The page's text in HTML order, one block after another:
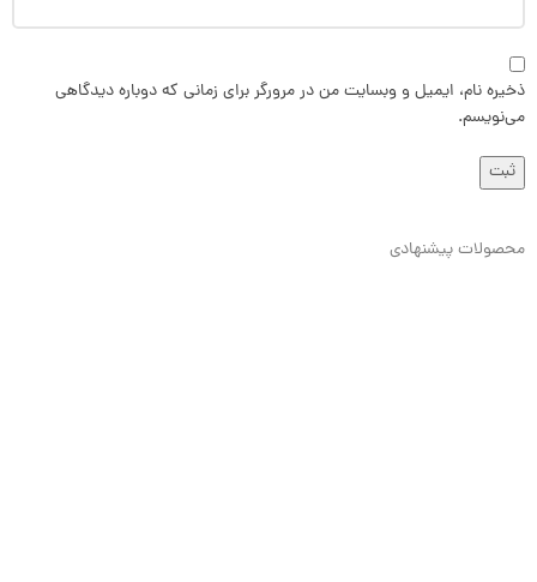
ذخیره نام، ایمیل و وبسایت من در مرورگر برای زمانی که دوباره دیدگاهی
می‌نویسم.
محصولات پیشنهادی